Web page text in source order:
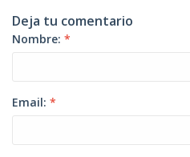
Deja tu comentario
Nombre: *
Email: *